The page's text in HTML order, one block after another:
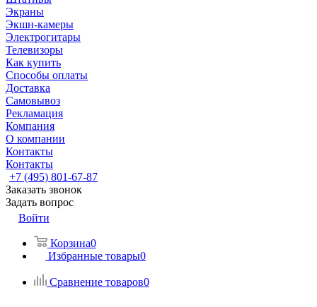
Экраны
Экшн-камеры
Электрогитары
Телевизоры
Как купить
Способы оплаты
Доставка
Самовывоз
Рекламация
Компания
О компании
Контакты
Контакты
+7 (495) 801-67-87
Заказать звонок
Задать вопрос
Войти
Корзина0
Избранные товары0
Сравнение товаров0